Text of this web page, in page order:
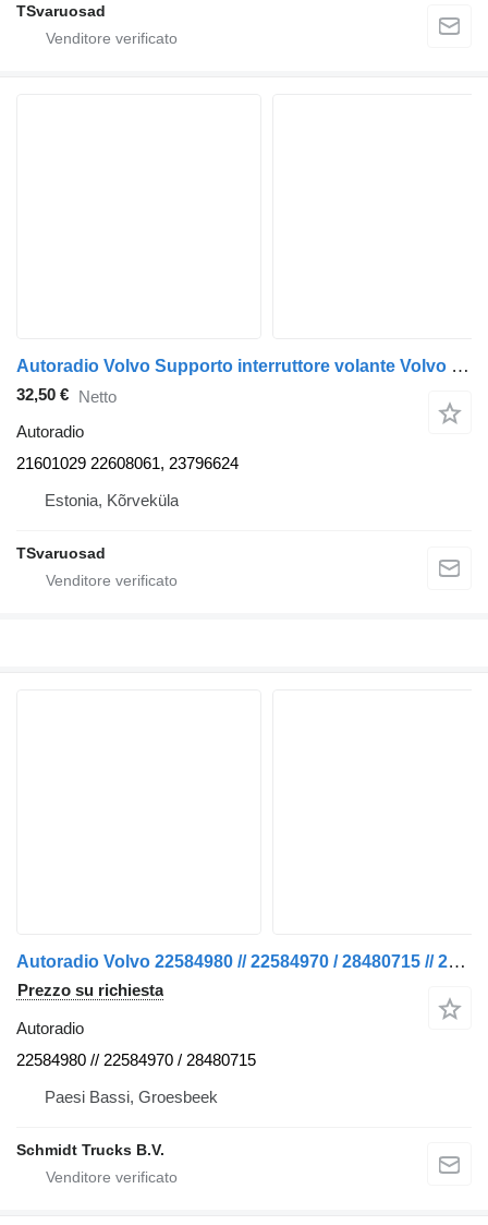
TSvaruosad
Autoradio Volvo Supporto interruttore volante Volvo 21601029 per trattore stradale Volvo FH
32,50 € Netto
Autoradio
21601029 22608061, 23796624
Estonia, Kõrveküla
TSvaruosad
Autoradio Volvo 22584980 // 22584970 / 28480715 // 28032127 DISC COMPAC FH 460 per trattore stradale
Prezzo su richiesta
Autoradio
22584980 // 22584970 / 28480715
Paesi Bassi, Groesbeek
Schmidt Trucks B.V.